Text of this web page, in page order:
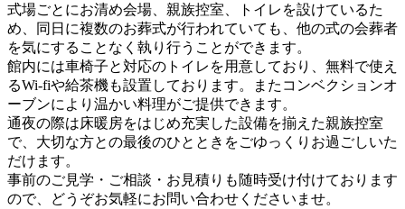
式場ごとにお清め会場、親族控室、トイレを設けているた
め、同日に複数のお葬式が行われていても、他の式の会葬者
を気にすることなく執り行うことができます。
館内には車椅子と対応のトイレを用意しており、無料で使え
るWi-fiや給茶機も設置しております。またコンベクションオ
ーブンにより温かい料理がご提供できます。
通夜の際は床暖房をはじめ充実した設備を揃えた親族控室
で、大切な方との最後のひとときをごゆっくりお過ごしいた
だけます。
事前のご見学・ご相談・お見積りも随時受け付けております
ので、どうぞお気軽にお問い合わせくださいませ。